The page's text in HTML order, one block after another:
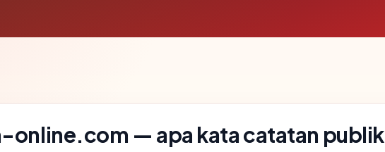
online.com — apa kata catatan publik